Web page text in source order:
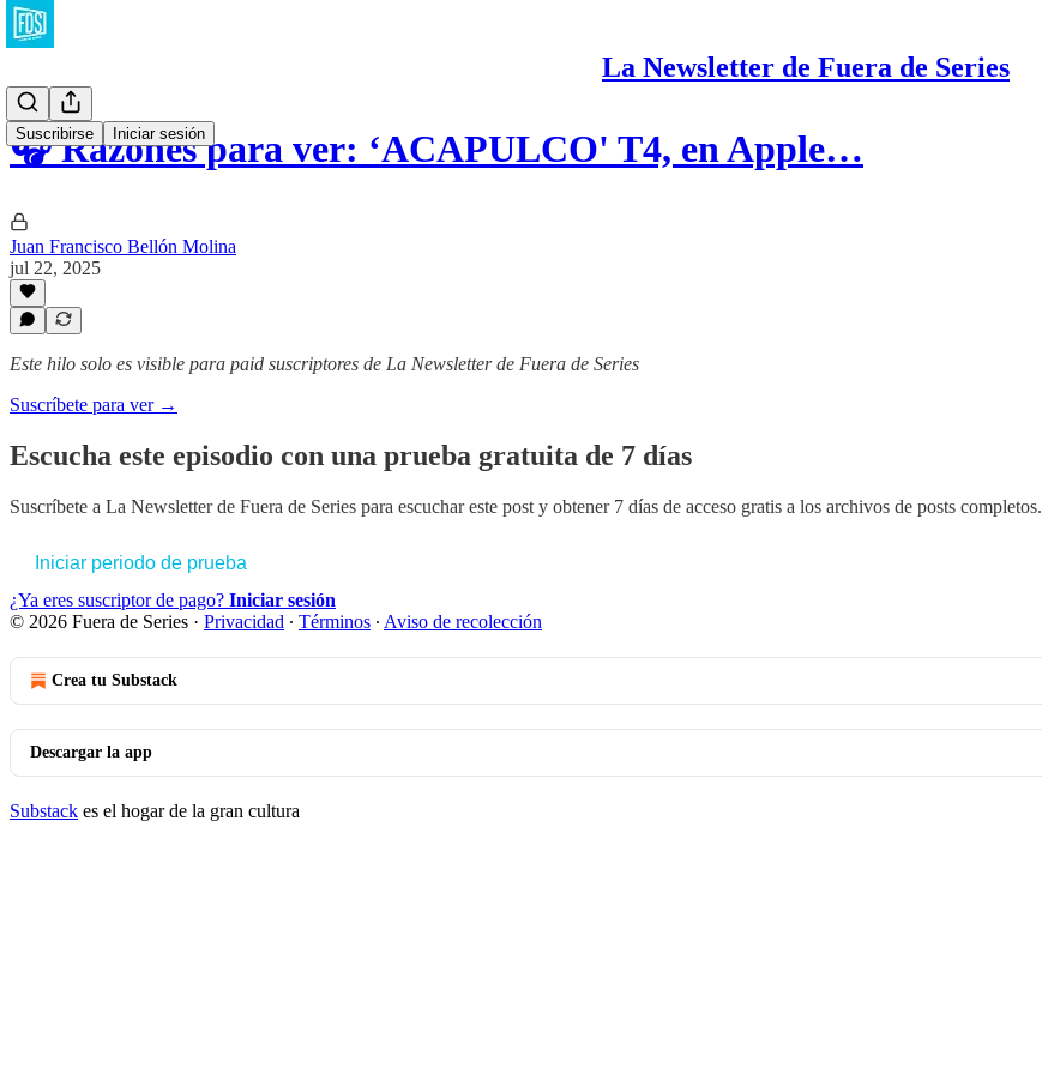
La Newsletter de Fuera de Series
Suscribirse Iniciar sesión
🎧 Razones para ver: ‘ACAPULCO' T4, en Apple…
Juan Francisco Bellón Molina
jul 22, 2025
Este hilo solo es visible para paid suscriptores de La Newsletter de Fuera de Series
Suscríbete para ver →
Escucha este episodio con una prueba gratuita de 7 días
Suscríbete a La Newsletter de Fuera de Series para escuchar este post y obtener 7 días de acceso gratis a los archivos de posts completos.
Iniciar periodo de prueba
¿Ya eres suscriptor de pago? Iniciar sesión
© 2026 Fuera de Series · Privacidad ∙ Términos ∙ Aviso de recolección
Crea tu Substack
Descargar la app
Substack es el hogar de la gran cultura